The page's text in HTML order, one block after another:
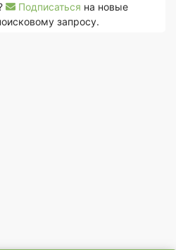
Подписаться на новые
запросу.